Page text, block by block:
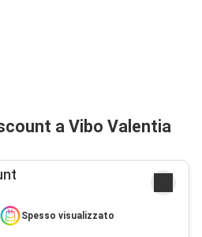
a Vibo Valentia
Spesso visualizzato